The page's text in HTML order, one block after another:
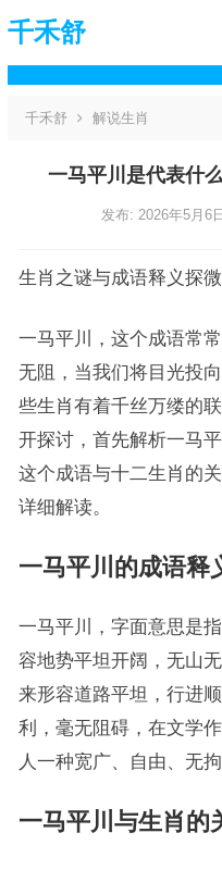
千禾舒
千禾舒 解说生肖
一马平川是代表什
发布: 2026年5月6日
生肖之谜与成语释义探微
一马平川，这个成语常
无阻，当我们将目光投
些生肖有着千丝万缕的
开探讨，首先解析一马
这个成语与十二生肖的
详细解读。
一马平川的成语释
一马平川，字面意思是
容地势平坦开阔，无山
来形容道路平坦，行进
利，毫无阻碍，在文学
人一种宽广、自由、无
一马平川与生肖的